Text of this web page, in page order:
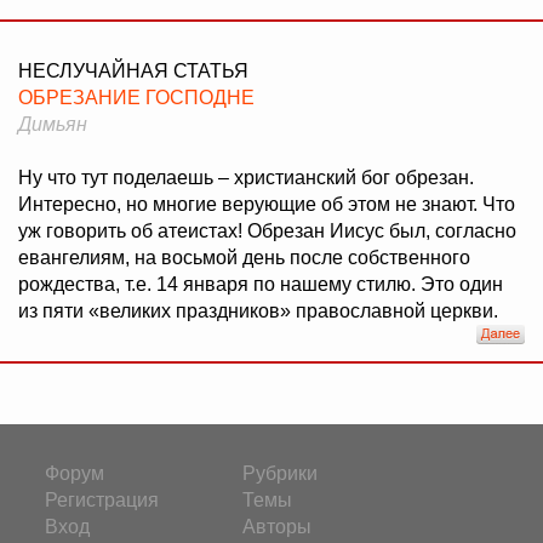
НЕСЛУЧАЙНАЯ СТАТЬЯ
ОБРЕЗАНИЕ ГОСПОДНЕ
Димьян
Ну что тут поделаешь – христианский бог обрезан.
Интересно, но многие верующие об этом не знают. Что
уж говорить об атеистах! Обрезан Иисус был, согласно
евангелиям, на восьмой день после собственного
рождества, т.е. 14 января по нашему стилю. Это один
из пяти «великих праздников» православной церкви.
Форум
Регистрация
Вход
Рубрики
Темы
Авторы